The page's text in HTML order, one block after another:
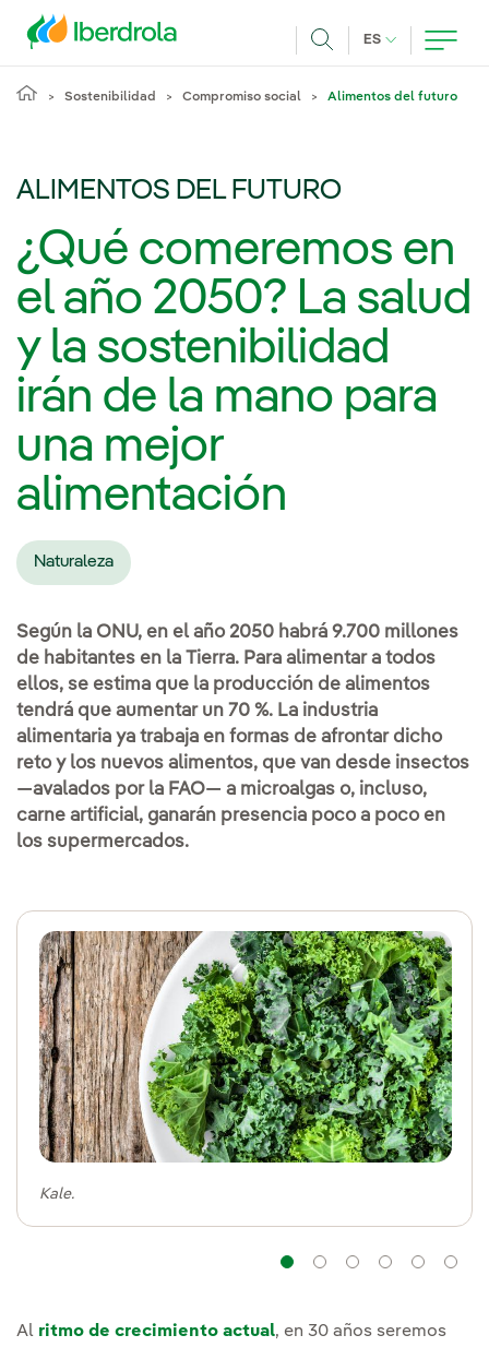
ES IDIOMA
Sostenibilidad Compromiso social Alimentos del futuro
ALIMENTOS DEL FUTURO
¿Qué comeremos en
el año 2050? La salud
y la sostenibilidad
irán de la mano para
una mejor
alimentación
Naturaleza
Según la ONU, en el año 2050 habrá 9.700 millones
de habitantes en la Tierra. Para alimentar a todos
ellos, se estima que la producción de alimentos
tendrá que aumentar un 70 %. La industria
alimentaria ya trabaja en formas de afrontar dicho
reto y los nuevos alimentos, que van desde insectos
—avalados por la FAO— a microalgas o, incluso,
carne artificial, ganarán presencia poco a poco en
los supermercados.
Kale.
Navegación
Navegación
Al ritmo de crecimiento actual, en 30 años seremos